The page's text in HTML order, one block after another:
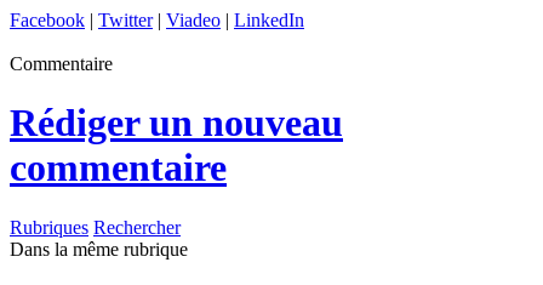
Facebook | Twitter| Viadeo | LinkedIn
Commentaire
Rédiger un nouveau
commentaire
Rubriques Rechercher
Dans la même rubrique